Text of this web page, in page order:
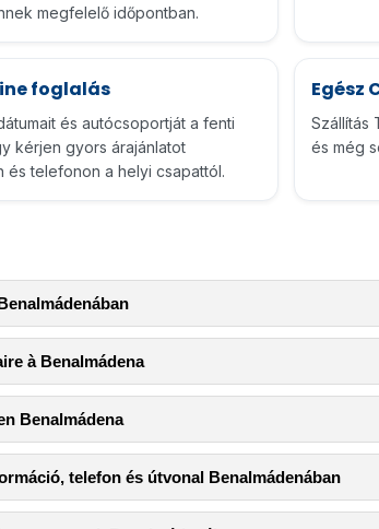
megfelelő időpontban.
foglalás
és autócsoportját a fenti
kérjen gyors árajánlatot
és telefonon a helyi csapattól.
Egész
Szállítás
és még
à Benalmádena
Benalmádena
telefon és útvonal Benalmádenában